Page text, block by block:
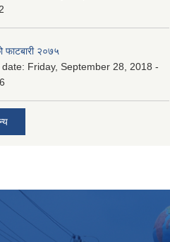
फाटबारी २०७५
date: Friday, September 28, 2018 -